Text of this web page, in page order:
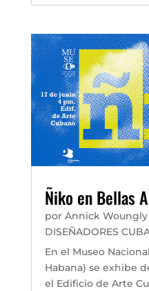
Ñiko en Bellas
por Annick Woungly
DISEÑADORES
En el Museo
Habana) se exhibe
el Edificio de Arte